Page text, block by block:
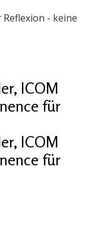
- keine
ICOM
für
ICOM
für